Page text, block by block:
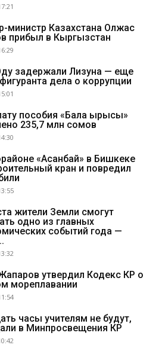
министр Казахстана Олжас
прибыл в Кыргызстан
задержали Лизуна — еще
дела о коррупции
пособия «Бала ырысы»
235,7 млн сомов
«Асанбай» в Бишкеке
кран и повредил
жители Земли смогут
одно из главных
событий года —
утвердил Кодекс КР о
мореплавании
часы учителям не будут,
в Минпросвещения КР